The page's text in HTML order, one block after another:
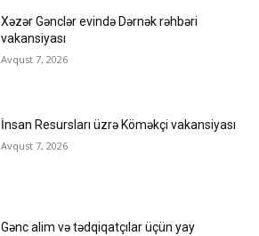
Xəzər Gənclər evində Dərnək rəhbəri
vakansiyası
Avqust 7, 2026
İnsan Resursları üzrə Köməkçi vakansiyası
Avqust 7, 2026
Gənc alim və tədqiqatçılar üçün yay